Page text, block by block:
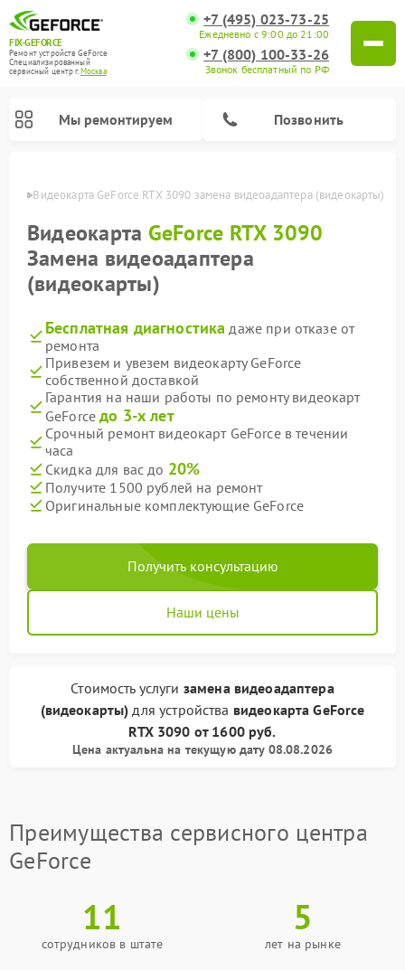
FIX-GEFORCE
Ремонт устройств GeForce
Специализированный
cервисный центр г.Москва
+7 (495) 023-73-25
Ежедневно с 9:00 до 21:00
+7 (800) 100-33-26
Звонок бесплатный по РФ
Мы ремонтируем Позвонить
Видеокарта GeForce RTX 3090 замена видеоадаптера (видеокарты)
Видеокарта GeForce RTX 3090
Замена видеоадаптера
(видеокарты)
Бесплатная диагностика даже при отказе от
ремонта
Привезем и увезем видеокарту GeForce
собственной доставкой
Гарантия на наши работы по ремонту видеокарт
GeForceдо 3-х лет
Срочный ремонт видеокарт GeForce в течении
часа
Скидка для вас до 20%
Получите 1500 рублей на ремонт
Оригинальные комплектующие GeForce
Получить консультацию
Наши цены
Стоимость услуги замена видеоадаптера
(видеокарты) для устройства видеокарта GeForce
RTX 3090 от 1600 руб.
Цена актуальна на текущую дату 08.08.2026
Преимущества сервисного центра
GeForce
11
сотрудников в штате
5
лет на рынке